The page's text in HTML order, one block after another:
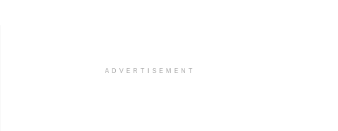
ADVERTISEMENT